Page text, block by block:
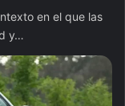
en el que las
y…